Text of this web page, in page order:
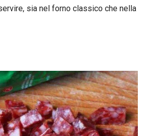
sia nel forno classico che nella